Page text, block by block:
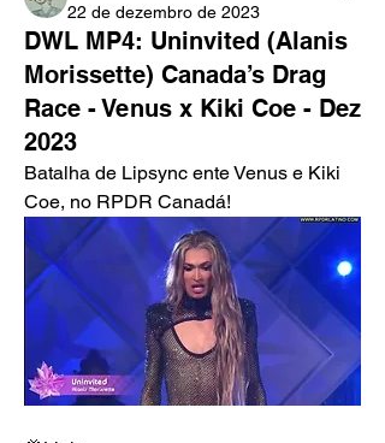
22 de dezembro de 2023
DWL MP4: Uninvited (Alanis
Morissette) Canada’s Drag
Race - Venus x Kiki Coe - Dez
2023
Batalha de Lipsync ente Venus e Kiki
Coe, no RPDR Canadá!